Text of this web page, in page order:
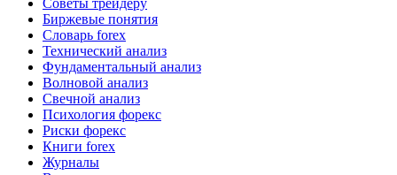
Советы трейдеру
Биржевые понятия
Словарь forex
Технический анализ
Фундаментальный анализ
Волновой анализ
Свечной анализ
Психология форекс
Риски форекс
Книги forex
Журналы